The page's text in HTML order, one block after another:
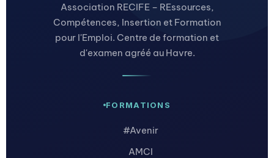
Association RECIFE – REssources,
Compétences, Insertion et Formation
pour l'Emploi. Centre de formation et
d'examen agréé au Havre.
FORMATIONS
#Avenir
AMCI